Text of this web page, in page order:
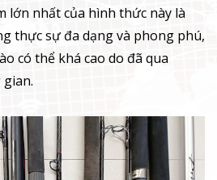
lớn nhất của hình thức này là
thực sự đa dạng và phong phú,
có thể khá cao do đã qua